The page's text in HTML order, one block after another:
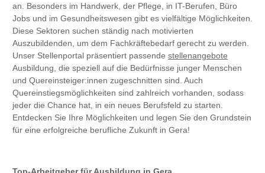
an. Besonders im Handwerk, der Pflege, in IT-Berufen, Büro
Jobs und im Gesundheitswesen gibt es vielfältige Möglichkeiten.
Diese Sektoren suchen ständig nach motivierten
Auszubildenden, um dem Fachkräftebedarf gerecht zu werden.
Unser Stellenportal präsentiert passende stellenangebote
Ausbildung, die speziell auf die Bedürfnisse junger Menschen
und Quereinsteiger:innen zugeschnitten sind. Auch
Quereinstiegsmöglichkeiten sind zahlreich vorhanden, sodass
jeder die Chance hat, in ein neues Berufsfeld zu starten.
Entdecken Sie Ihre Möglichkeiten und legen Sie den Grundstein
für eine erfolgreiche berufliche Zukunft in Gera!